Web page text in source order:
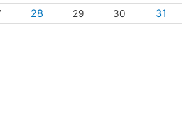
28 29 30
31